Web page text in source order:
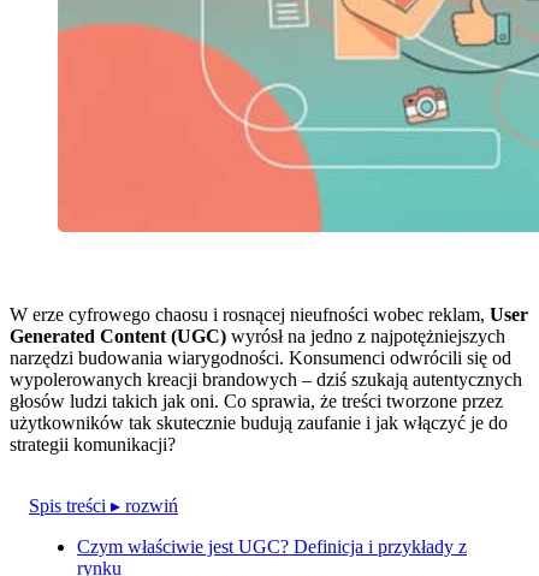
W erze cyfrowego chaosu i rosnącej nieufności wobec reklam, User
Generated Content (UGC) wyrósł na jedno z najpotężniejszych
narzędzi budowania wiarygodności. Konsumenci odwrócili się od
wypolerowanych kreacji brandowych – dziś szukają autentycznych
głosów ludzi takich jak oni. Co sprawia, że treści tworzone przez
użytkowników tak skutecznie budują zaufanie i jak włączyć je do
strategii komunikacji?
Spis treści ▸ rozwiń
Czym właściwie jest UGC? Definicja i przykłady z
rynku